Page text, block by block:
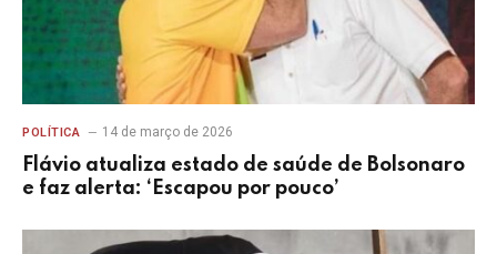
POLÍTICA 14 de março de 2026
Flávio atualiza estado de saúde de Bolsonaro
e faz alerta: ‘Escapou por pouco’